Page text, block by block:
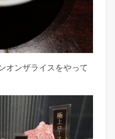
オンザライスをやって